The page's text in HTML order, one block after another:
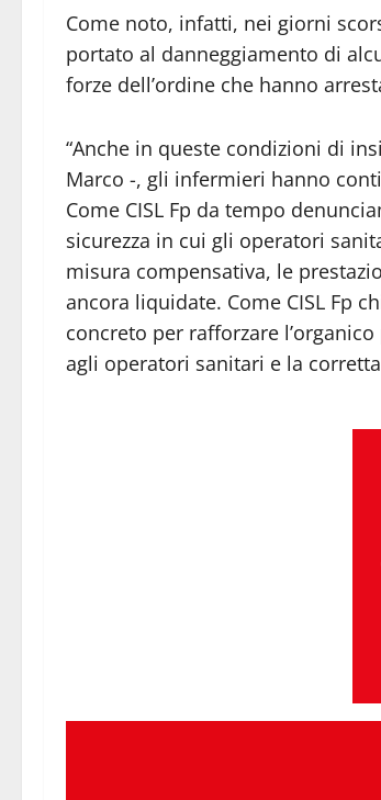
Come noto, infatti, nei giorni
portato al danneggiamento di
forze dell’ordine che hanno
“Anche in queste condizioni di
Marco -, gli infermieri hanno
Come CISL Fp da tempo
sicurezza in cui gli operatori
misura compensativa, le
ancora liquidate. Come CISL Fp
concreto per rafforzare
agli operatori sanitari e la